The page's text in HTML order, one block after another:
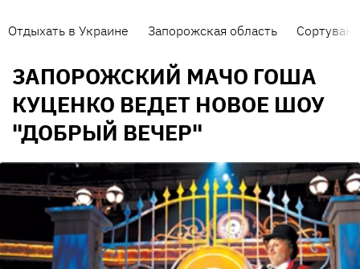
Отдыхать в Украине Запорожская область
ЗАПОРОЖСКИЙ МАЧО ГОША
КУЦЕНКО ВЕДЕТ НОВОЕ ШОУ
"ДОБРЫЙ ВЕЧЕР"